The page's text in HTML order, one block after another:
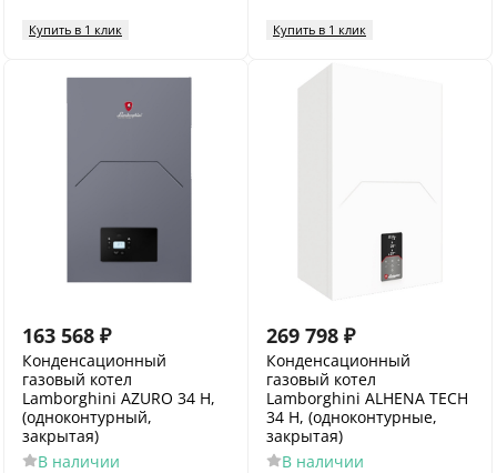
Купить в 1 клик Купить в 1 клик
163 568 ₽
Конденсационный
газовый котел
Lamborghini AZURO 34 H,
(одноконтурный,
закрытая)
В наличии
269 798 ₽
Конденсационный
газовый котел
Lamborghini ALHENA TECH
34 H, (одноконтурные,
закрытая)
В наличии